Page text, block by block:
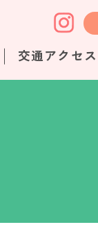
交通アクセス